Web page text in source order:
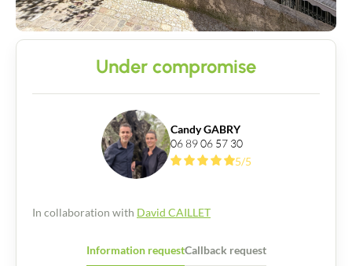
Under compromise
Candy GABRY
06 89 06 57 30
5/5
In collaboration with David CAILLET
Information requestCallback request